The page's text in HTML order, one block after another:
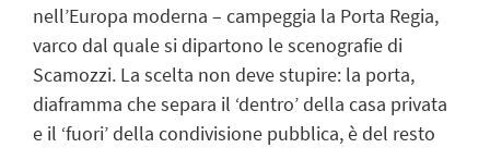
nell’Europa moderna – campeggia la Porta Regia,
varco dal quale si dipartono le scenografie di
Scamozzi. La scelta non deve stupire: la porta,
diaframma che separa il ‘dentro’ della casa privata
e il ‘fuori’ della condivisione pubblica, è del resto